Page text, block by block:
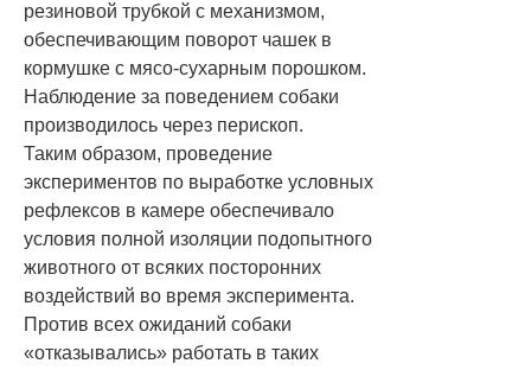
резиновой трубкой с механизмом,
обеспечивающим поворот чашек в
кормушке с мясо-сухарным порошком.
Наблюдение за поведением собаки
производилось через перископ.
Таким образом, проведение
экспериментов по выработке условных
рефлексов в камере обеспечивало
условия полной изоляции подопытного
животного от всяких посторонних
воздействий во время эксперимента.
Против всех ожиданий собаки
«отказывались» работать в таких